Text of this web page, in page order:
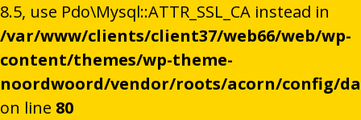
8.5, use Pdo\Mysql::ATTR_SSL_CA instead in
/var/www/clients/client37/web66/web/wp-
content/themes/wp-theme-
noordwoord/vendor/roots/acorn/config/
on line 80